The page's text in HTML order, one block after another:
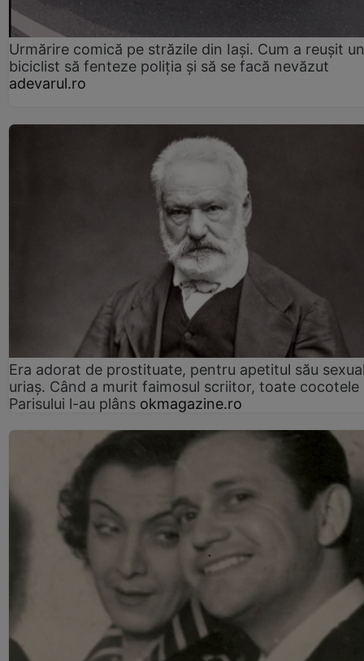
Urmărire comică pe străzile din Iași. Cum a reușit un
biciclist să fenteze poliția și să se facă nevăzut
adevarul.ro
Era adorat de prostituate, pentru apetitul său
uriaș. Când a murit faimosul scriitor, toate cocotele
Parisului l-au plâns okmagazine.ro